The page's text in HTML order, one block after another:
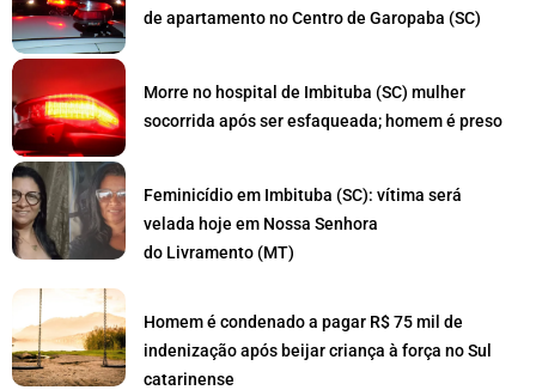
de apartamento no Centro de Garopaba (SC)
Morre no hospital de Imbituba (SC) mulher
socorrida após ser esfaqueada; homem é preso
Feminicídio em Imbituba (SC): vítima será
velada hoje em Nossa Senhora
do Livramento (MT)
Homem é condenado a pagar R$ 75 mil de
indenização após beijar criança à força no Sul
catarinense